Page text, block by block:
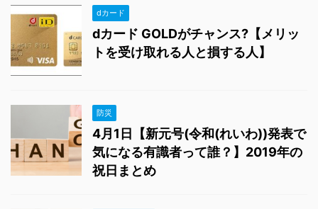
dカード
dカード GOLDがチャンス?【メリッ
トを受け取れる人と損する人】
防災
4月1日【新元号(令和(れいわ))発表で
気になる有識者って誰？】2019年の
祝日まとめ